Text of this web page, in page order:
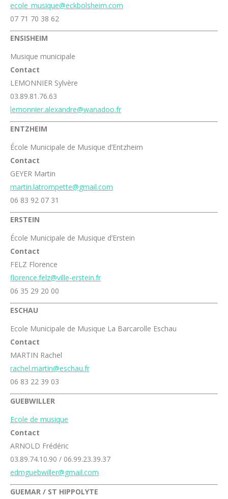
ecole_musique@eckbolsheim.com
07 71 70 38 62
ENSISHEIM
Musique municipale
Contact
LEMONNIER Sylvère
03.89.81.76.63
lemonnier.alexandre@wanadoo.fr
ENTZHEIM
École Municipale de Musique d’Entzheim
Contact
GEYER Martin
martin.latrompette@gmail.com
06 83 92 07 31
ERSTEIN
École Municipale de Musique d’Erstein
Contact
FELZ Florence
florence.felz@ville-erstein.fr
06 35 29 20 00
ESCHAU
Ecole Municipale de Musique La Barcarolle Eschau
Contact
MARTIN Rachel
rachel.martin@eschau.fr
06 83 22 39 03
GUEBWILLER
Ecole de musique
Contact
ARNOLD Frédéric
03.89.74.10.90 / 06.99.23.39.37
edmguebwiller@gmail.com
GUEMAR / ST HIPPOLYTE